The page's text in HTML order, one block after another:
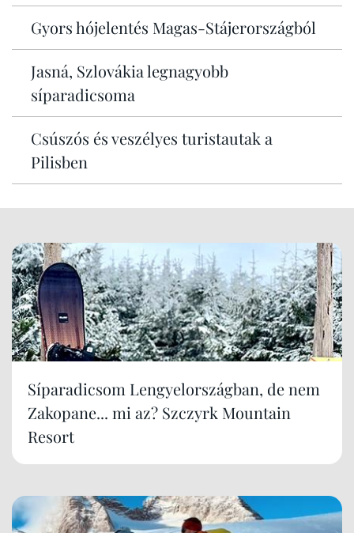
Gyors hójelentés Magas-Stájerországból
Jasná, Szlovákia legnagyobb
síparadicsoma
Csúszós és veszélyes turistautak a
Pilisben
Síparadicsom Lengyelországban, de nem
Zakopane... mi az? Szczyrk Mountain
Resort